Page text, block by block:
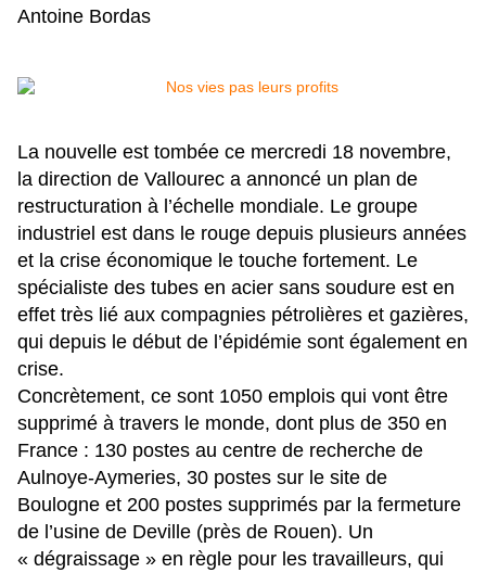
Antoine Bordas
La nouvelle est tombée ce mercredi 18 novembre,
la direction de Vallourec a annoncé un plan de
restructuration à l’échelle mondiale. Le groupe
industriel est dans le rouge depuis plusieurs années
et la crise économique le touche fortement. Le
spécialiste des tubes en acier sans soudure est en
effet très lié aux compagnies pétrolières et gazières,
qui depuis le début de l’épidémie sont également en
crise.
Concrètement, ce sont 1050 emplois qui vont être
supprimé à travers le monde, dont plus de 350 en
France : 130 postes au centre de recherche de
Aulnoye-Aymeries, 30 postes sur le site de
Boulogne et 200 postes supprimés par la fermeture
de l’usine de Deville (près de Rouen). Un
« dégraissage » en règle pour les travailleurs, qui